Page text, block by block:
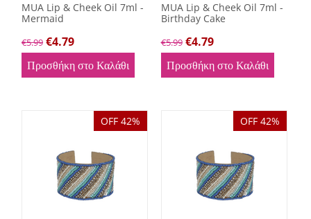
MUA Lip & Cheek Oil 7ml -
Mermaid
€5.99 €4.79
Προσθήκη στο Καλάθι
MUA Lip & Cheek Oil 7ml -
Birthday Cake
€5.99 €4.79
Προσθήκη στο Καλάθι
OFF 42% OFF 42%